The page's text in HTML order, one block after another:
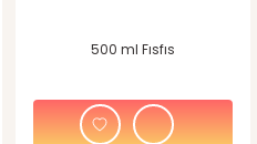
500 ml Fısfıs